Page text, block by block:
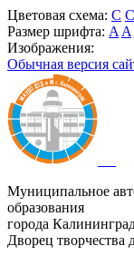
Цветовая схема: C C
Размер шрифта: A A
Изображения:
Обычная версия
Муниципальное
образования
города
Дворец творчества